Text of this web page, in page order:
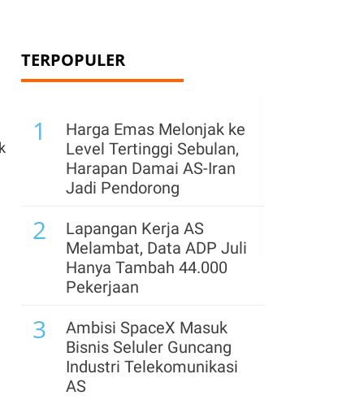
TERPOPULER
1
Harga Emas Melonjak ke
Level Tertinggi Sebulan,
Harapan Damai AS-Iran
Jadi Pendorong
2
Lapangan Kerja AS
Melambat, Data ADP Juli
Hanya Tambah 44.000
Pekerjaan
3
Ambisi SpaceX Masuk
Bisnis Seluler Guncang
Industri Telekomunikasi
AS